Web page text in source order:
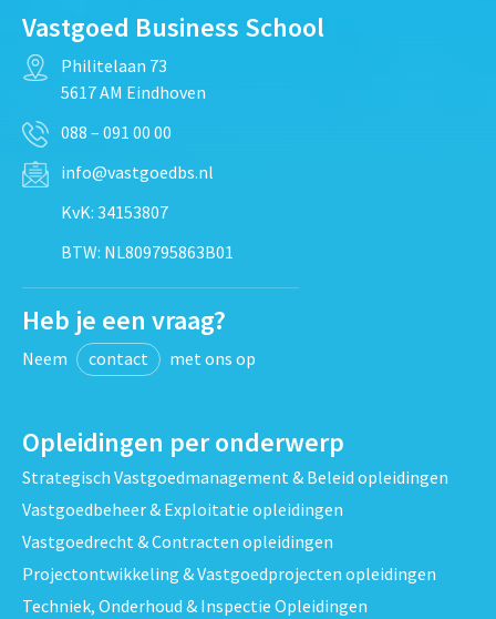
Vastgoed Business School
Philitelaan 73
5617 AM Eindhoven
088 – 091 00 00
info@vastgoedbs.nl
KvK: 34153807
BTW: NL809795863B01
Heb je een vraag?
Neem contact met ons op
Opleidingen per onderwerp
Strategisch Vastgoedmanagement & Beleid opleidingen
Vastgoedbeheer & Exploitatie opleidingen
Vastgoedrecht & Contracten opleidingen
Projectontwikkeling & Vastgoedprojecten opleidingen
Techniek, Onderhoud & Inspectie Opleidingen